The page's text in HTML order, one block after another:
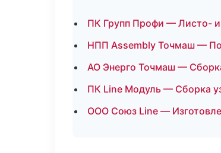
ПК Групп Профи — Листо-
НПП Assembly Точмаш —
АО Энерго Точмаш —
ПК Line Модуль — Сборка
ООО Союз Line —